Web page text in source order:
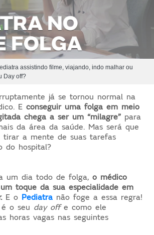
assistindo filme, viajando, indo malhar ou
Day off?
já se tornou normal na
Econseguir uma folga em meio
chega a ser um “milagre” para
da área da saúde. Mas será que
tirar a mente de suas tarefas
do hospital?
um dia todo de folga,o médico
toque da sua especialidade em
E o Pediatra não foge a essa regra!
o seu day off e como ele
horas vagas nas seguintes